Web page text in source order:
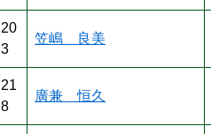
20
3
笠嶋 良美
21
8
廣兼 恒久